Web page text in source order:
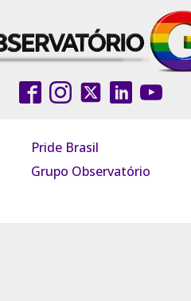
Pride Brasil
Grupo Observatório